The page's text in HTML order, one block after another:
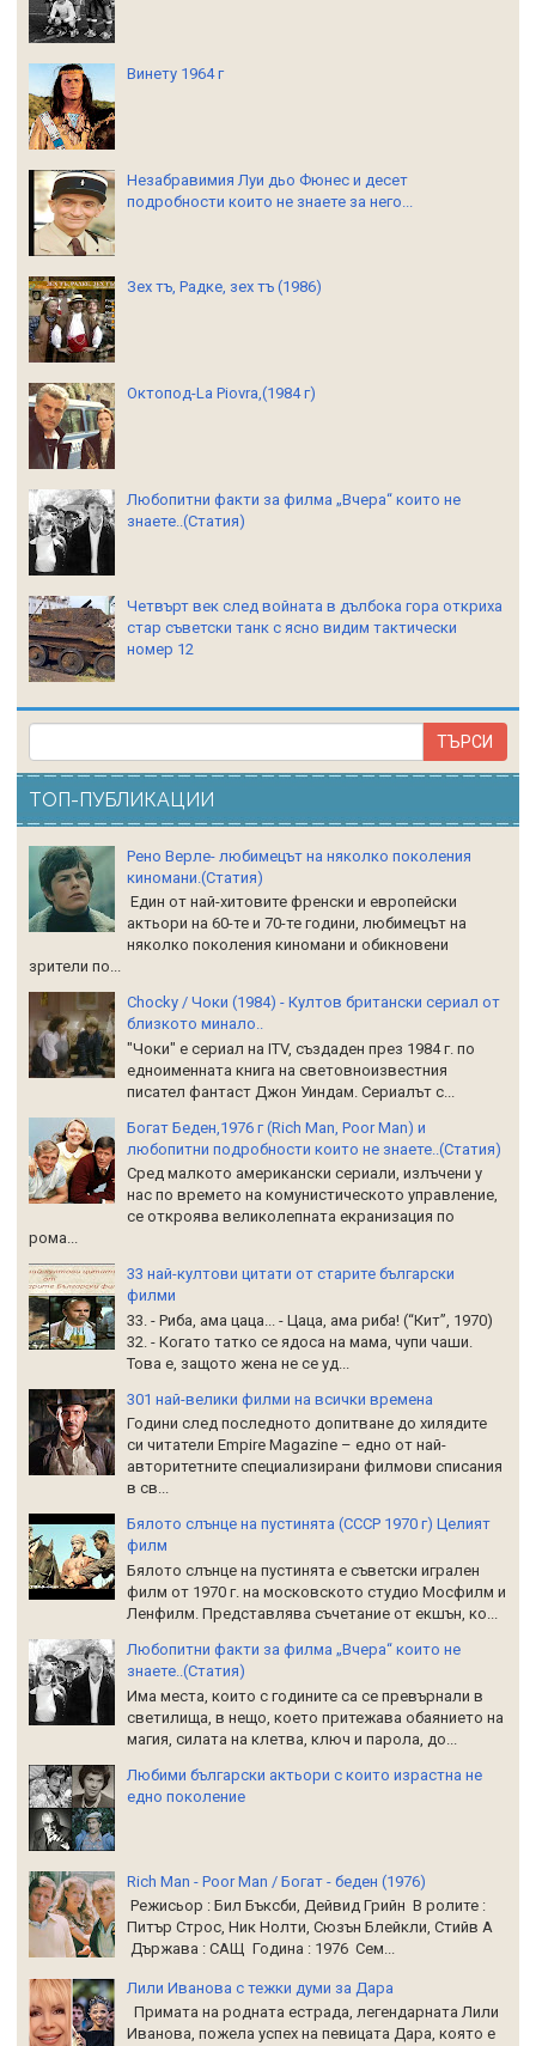
Винету 1964 г
Незабравимия Луи дьо Фюнес и десет
подробности които не знаете за него...
Зех тъ, Радке, зех тъ (1986)
Октопод-La Piovra,(1984 г)
Любопитни факти за филма „Вчера“ които не
знаете..(Статия)
Четвърт век след войната в дълбока гора откриха
стар съветски танк с ясно видим тактически
номер 12
ТОП-ПУБЛИКАЦИИ
Рено Верле- любимецът на няколко поколения
киномани.(Статия)
Един от най-хитовите френски и европейски
актьори на 60-те и 70-те години, любимецът на
няколко поколения киномани и обикновени
зрители по...
Chocky / Чоки (1984) - Култов британски сериал от
близкото минало..
"Чоки" е сериал на ITV, създаден през 1984 г. по
едноименната книга на световноизвестния
писател фантаст Джон Уиндам. Сериалът с...
Богат Беден,1976 г (Rich Man, Poor Man) и
любопитни подробности които не знаете..(Статия)
Сред малкото американски сериали, излъчени у
нас по времето на комунистическото управление,
се откроява великолепната екранизация по
рома...
33 най-култови цитати от старите български
филми
33. - Риба, ама цаца... - Цаца, ама риба! (“Кит”, 1970)
32. - Когато татко се ядоса на мама, чупи чаши.
Това е, защото жена не се уд...
301 най-велики филми на всички времена
Години след последното допитване до хилядите
си читатели Empire Magazine – едно от най-
авторитетните специализирани филмови списания
в св...
Бялото слънце на пустинята (СССР 1970 г) Целият
филм
Бялото слънце на пустинята е съветски игрален
филм от 1970 г. на московското студио Мосфилм и
Ленфилм. Представлява съчетание от екшън, ко...
Любопитни факти за филма „Вчера“ които не
знаете..(Статия)
Има места, които с годините са се превърнали в
светилища, в нещо, което притежава обаянието на
магия, силата на клетва, ключ и парола, до...
Любими български актьори с които израстна не
едно поколение
Rich Man - Poor Man / Богат - беден (1976)
Режисьор : Бил Бъксби, Дейвид Грийн В ролите :
Питър Строс, Ник Нолти, Сюзън Блейкли, Стийв А
Държава : САЩ Година : 1976 Сем...
Лили Иванова с тежки думи за Дара
Примата на родната естрада, легендарната Лили
Иванова, пожела успех на певицата Дара, която е